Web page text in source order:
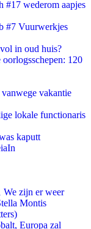
wederom aapjes
#7 Vuurwerkjes
in oud huis?
oorlogsschepen: 120
vakantie
lokale functionaris
kaputt
We zijn er weer
Montis
Europa zal